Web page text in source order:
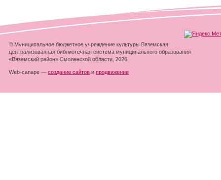
© Муниципальное бюджетное учреждение культуры Вяземская
централизованная библиотечная система муниципального образования
«Вяземский район» Смоленской области, 2026
Web-canape — создание сайтов и продвижение